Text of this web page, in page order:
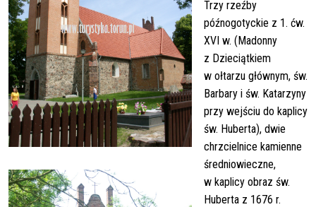
Trzy rzeźby
późnogotyckie z 1. ćw.
XVI w. (Madonny
z Dzieciątkiem
w ołtarzu głównym, św.
Barbary i św. Katarzyny
przy wejściu do kaplicy
św. Huberta), dwie
chrzcielnice kamienne
średniowieczne,
w kaplicy obraz św.
Huberta z 1676 r.